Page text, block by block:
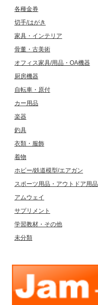
各種金券
切手/はがき
家具・インテリア
骨董・古美術
オフィス家具/用品・OA機器
厨房機器
自転車・原付
カー用品
楽器
釣具
衣類・服飾
着物
ホビー/鉄道模型/エアガン
スポーツ用品・アウトドア用品
アムウェイ
サプリメント
学習教材・その他
未分類